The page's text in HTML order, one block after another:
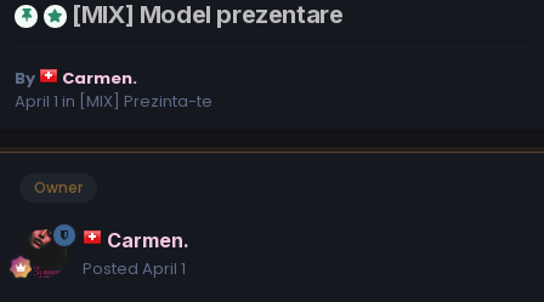
[MIX] Model prezentare
By
Carmen.
April 1 in [MIX] Prezinta-te
Owner
Carmen.
Posted April 1